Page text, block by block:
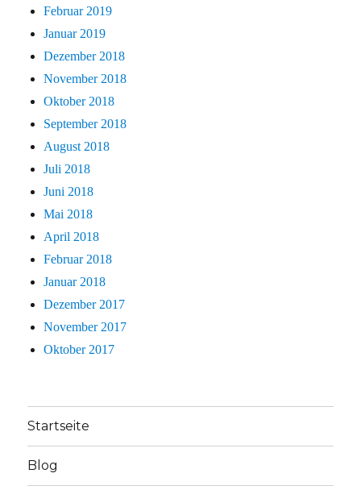
Februar 2019
Januar 2019
Dezember 2018
November 2018
Oktober 2018
September 2018
August 2018
Juli 2018
Juni 2018
Mai 2018
April 2018
Februar 2018
Januar 2018
Dezember 2017
November 2017
Oktober 2017
Startseite
Blog